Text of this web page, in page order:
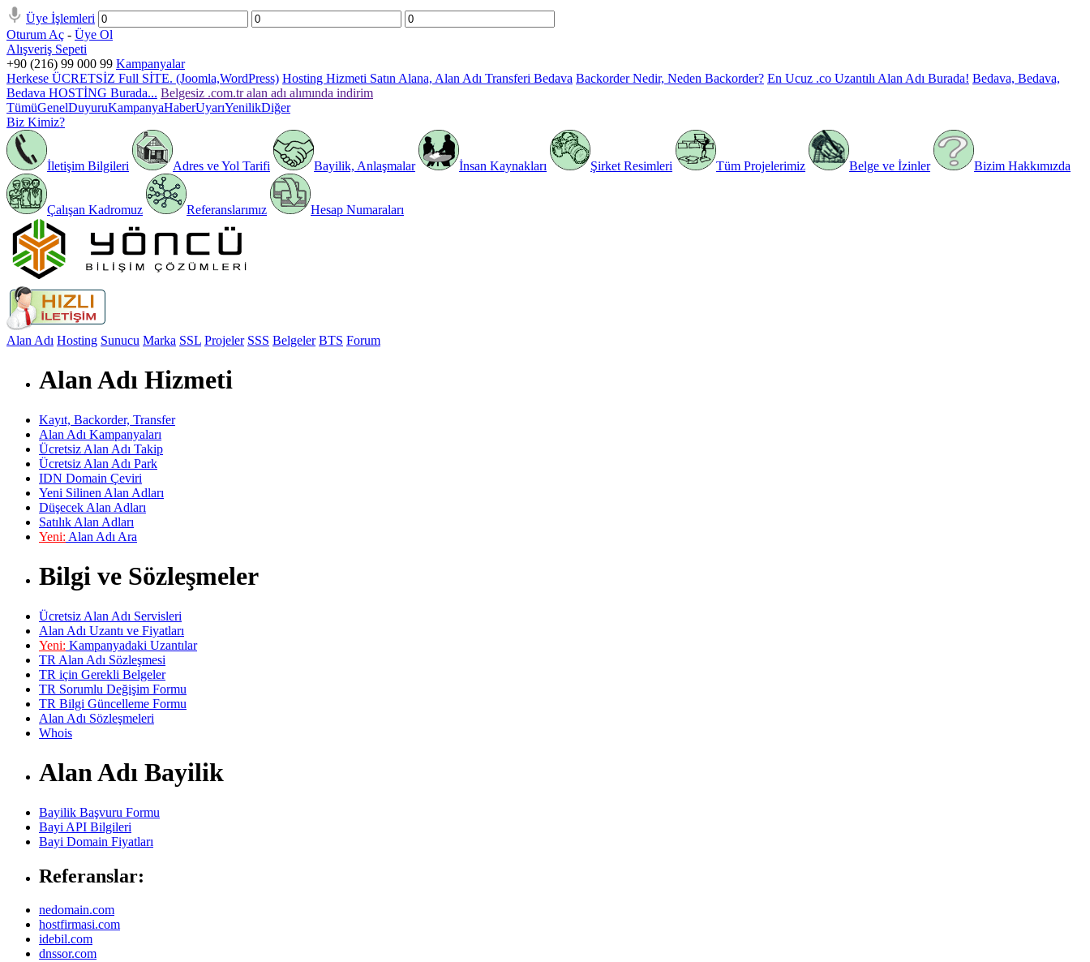
Üye İşlemleri
Oturum Aç - Üye Ol
Alışveriş Sepeti
+90 (216) 99 000 99 Kampanyalar
Herkese ÜCRETSİZ Full SİTE. (Joomla,WordPress) Hosting Hizmeti Satın Alana, Alan Adı Transferi Bedava Backorder Nedir, Neden Backorder? En Ucuz .co Uzantılı Alan Adı Burada! Bedava, Bedava,
Bedava HOSTİNG Burada... Belgesiz .com.tr alan adı alımında indirim
TümüGenelDuyuruKampanyaHaberUyarıYenilikDiğer
Biz Kimiz?
İletişim Bilgileri Adres ve Yol Tarifi Bayilik, Anlaşmalar İnsan Kaynakları Şirket Resimleri Tüm Projelerimiz Belge ve İzinler Bizim Hakkımızda
Çalışan Kadromuz Referanslarımız Hesap Numaraları
Alan Adı Hosting Sunucu Marka SSL Projeler SSS Belgeler BTS Forum
Alan Adı Hizmeti
Kayıt, Backorder, Transfer
Alan Adı Kampanyaları
Ücretsiz Alan Adı Takip
Ücretsiz Alan Adı Park
IDN Domain Çeviri
Yeni Silinen Alan Adları
Düşecek Alan Adları
Satılık Alan Adları
Yeni: Alan Adı Ara
Bilgi ve Sözleşmeler
Ücretsiz Alan Adı Servisleri
Alan Adı Uzantı ve Fiyatları
Yeni: Kampanyadaki Uzantılar
TR Alan Adı Sözleşmesi
TR için Gerekli Belgeler
TR Sorumlu Değişim Formu
TR Bilgi Güncelleme Formu
Alan Adı Sözleşmeleri
Whois
Alan Adı Bayilik
Bayilik Başvuru Formu
Bayi API Bilgileri
Bayi Domain Fiyatları
Referanslar:
nedomain.com
hostfirmasi.com
idebil.com
dnssor.com